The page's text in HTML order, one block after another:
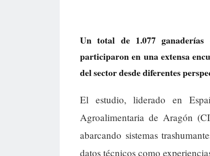
Un total de 1.077 ganaderías
participaron en una extensa
del sector desde diferentes
El estudio, liderado en
Agroalimentaria de Aragón
abarcando sistemas
datos técnicos como